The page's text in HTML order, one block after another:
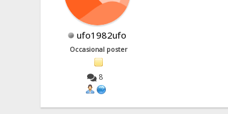
ufo1982ufo
Occasional poster
8